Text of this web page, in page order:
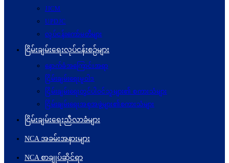
JICM
UPDJC
လုပ်ငန်းကော်မတီများ
ငြိမ်းချမ်းရေးလုပ်ငန်းစဉ်များ
နောက်ခံအကြောင်းအရာ
ငြိမ်းချမ်းရေးမူဝါဒ
ငြိမ်းချမ်းရေးတွင်ပါဝင်သူများ၏ စကားသံများ
ငြိမ်းချမ်းရေးအစုအဖွဲ့များ၏စကားသံများ
ငြိမ်းချမ်းရေးညီလာခံများ
NCA အခမ်းအနားများ
NCA စာချုပ်ဆိုင်ရာ